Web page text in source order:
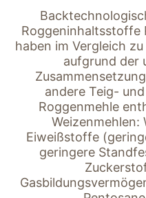
Roggeninhaltsstoffe
haben im Vergleich
aufgrund der
andere Teig-
Roggenmehle
Weizenmehlen:
Eiweißstoffe
geringere
anonymer
Nutzungsstatistiken.
Wir verwenden
"Google Analytics"
Nutzungsstatistiken
aufzuzeichnen.
Marketing
Diese Cookies
ermöglichen eine
Personalisierung